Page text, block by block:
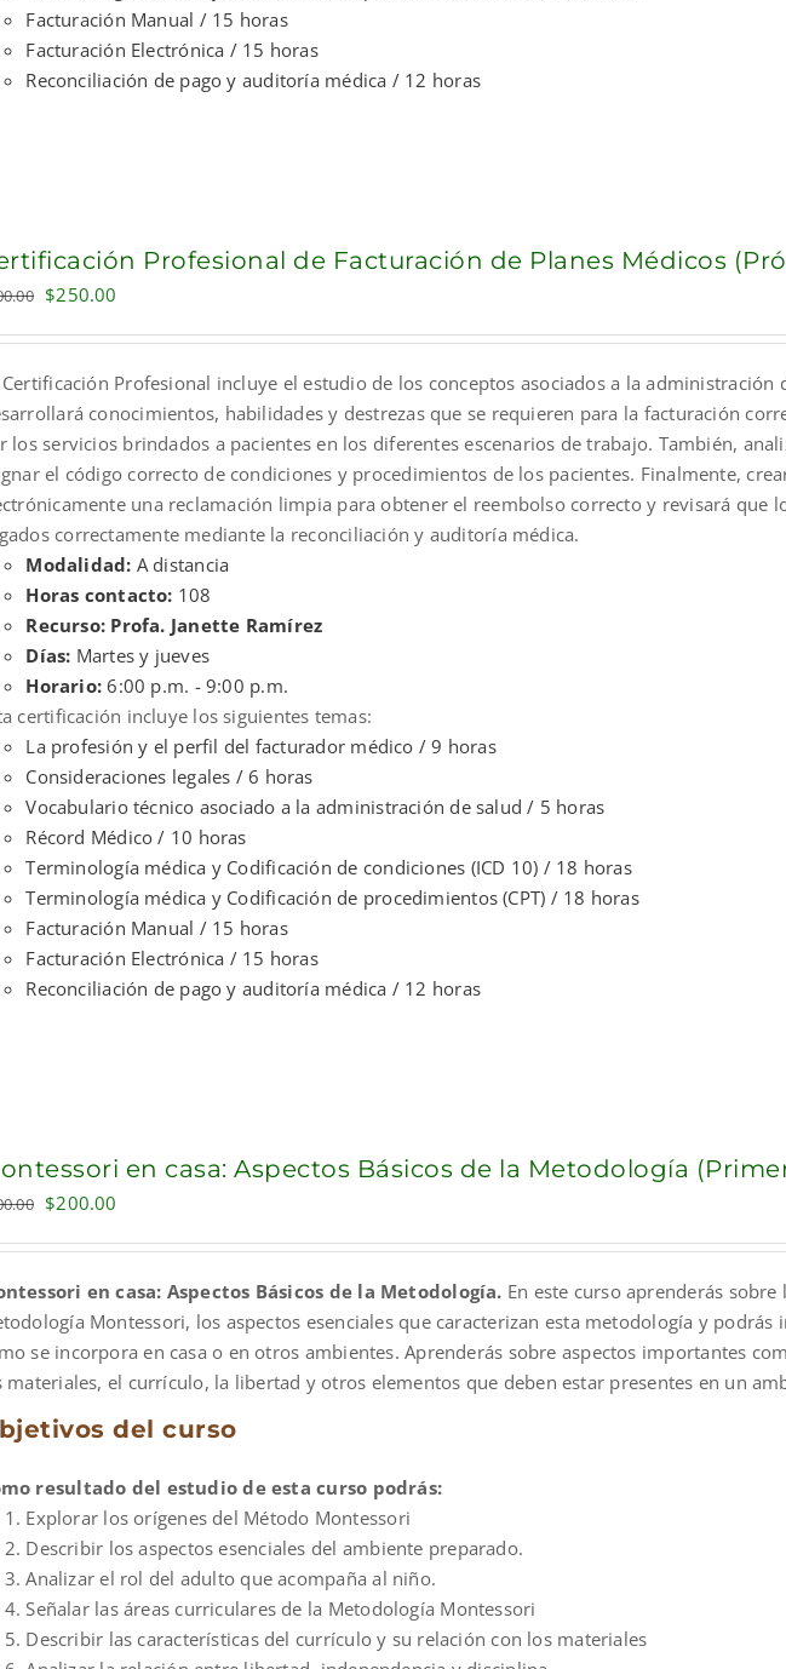
Facturación Manual / 15 horas
Facturación Electrónica / 15 horas
Reconciliación de pago y auditoría médica / 12 horas
Profesional de Facturación de Planes Médicos
Original
$300.00.
$250.00
$250.00.
Certificación Profesional incluye el estudio de los conceptos asociados a la administración
conocimientos, habilidades y destrezas que se requieren para la facturación
los servicios brindados a pacientes en los diferentes escenarios de trabajo. También,
el código correcto de condiciones y procedimientos de los pacientes. Finalmente,
una reclamación limpia para obtener el reembolso correcto y revisará que
correctamente mediante la reconciliación y auditoría médica.
Modalidad: A distancia
Horas contacto: 108
Recurso: Profa. Janette Ramírez
Días: Martes y jueves
Horario:6:00 p.m. - 9:00 p.m.
certificación incluye los siguientes temas:
La profesión y el perfil del facturador médico / 9 horas
Consideraciones legales / 6 horas
Vocabulario técnico asociado a la administración de salud / 5 horas
Récord Médico / 10 horas
Terminología médica y Codificación de condiciones (ICD 10) / 18 horas
Terminología médica y Codificación de procedimientos (CPT) / 18 horas
Facturación Manual / 15 horas
Facturación Electrónica / 15 horas
Reconciliación de pago y auditoría médica / 12 horas
en casa: Aspectos Básicos de la Metodología
Original
$600.00.
$200.00
$200.00.
en casa: Aspectos Básicos de la Metodología. En este curso aprenderás sobre
Montessori, los aspectos esenciales que caracterizan esta metodología y podrás
se incorpora en casa o en otros ambientes. Aprenderás sobre aspectos importantes
materiales, el currículo, la libertad y otros elementos que deben estar presentes en un
del curso
resultado del estudio de esta curso podrás:
Explorar los orígenes del Método Montessori
Describir los aspectos esenciales del ambiente preparado.
Analizar el rol del adulto que acompaña al niño.
Señalar las áreas curriculares de la Metodología Montessori
Describir las características del currículo y su relación con los materiales